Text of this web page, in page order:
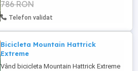
dame...FARA MESAJE..
786 RON
Telefon validat
Bicicleta Mountain Hattrick
Extreme
Vând bicicleta Mountain Hattrick Extreme